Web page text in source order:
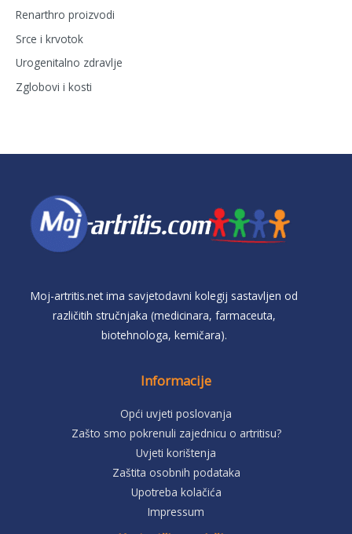
Renarthro proizvodi
Srce i krvotok
Urogenitalno zdravlje
Zglobovi i kosti
Moj-artritis.net ima savjetodavni kolegij sastavljen od
različitih stručnjaka (medicinara, farmaceuta,
biotehnologa, kemičara).
Informacije
Opći uvjeti poslovanja
Zašto smo pokrenuli zajednicu o artritisu?
Uvjeti korištenja
Zaštita osobnih podataka
Upotreba kolačića
Impressum